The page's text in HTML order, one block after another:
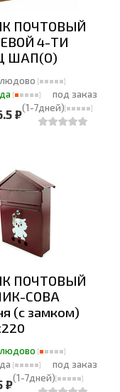
ПОЧТОВЫЙ
4-ТИ
ШАП(О)
под заказ
(1-7дней)
₽
ПОЧТОВЫЙ
СОВА
(с замком)
под заказ
(1-7дней)
₽